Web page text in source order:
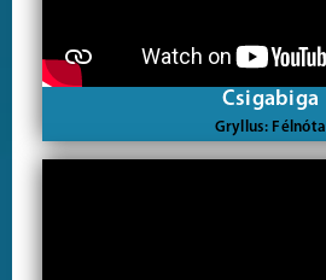
Csigabiga
Gryllus: Félnóta